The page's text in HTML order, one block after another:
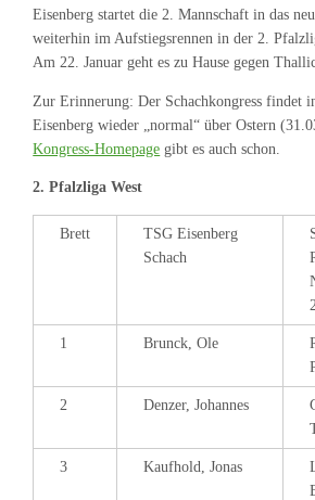
Eisenberg startet die 2. Mannschaft in das
weiterhin im Aufstiegsrennen in der 2.
Am 22. Januar geht es zu Hause gegen
Zur Erinnerung: Der Schachkongress findet
Eisenberg wieder „normal“ über Ostern
Kongress-Homepage gibt es auch schon.
2. Pfalzliga West
Brett
TSG Eisenberg
Schach
2
1 Brunck, Ole
2 Denzer, Johannes
3 Kaufhold, Jonas